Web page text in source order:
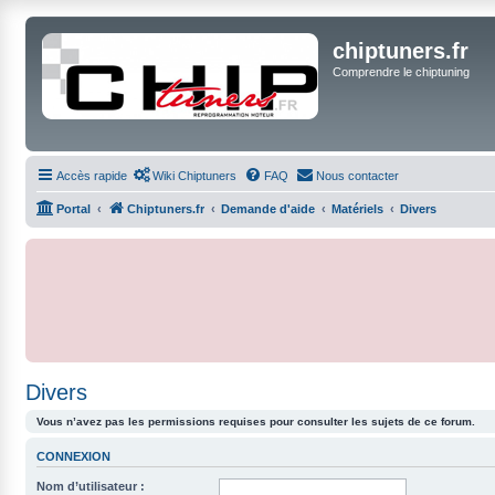
chiptuners.fr
Comprendre le chiptuning
Accès rapide Wiki Chiptuners FAQ Nous contacter
Portal Chiptuners.fr Demande d'aide Matériels Divers
Divers
Vous n’avez pas les permissions requises pour consulter les sujets de ce forum.
CONNEXION
Nom d’utilisateur :